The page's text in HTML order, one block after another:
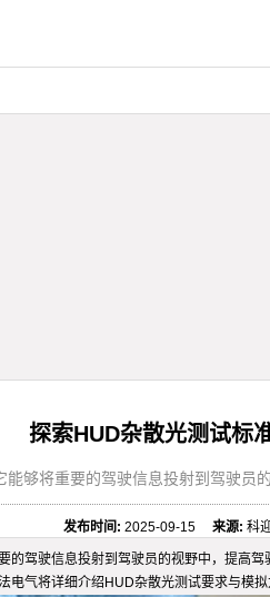
探索HUD杂散光测试标
够将重要的驾驶信息投射到驾驶
发布时间: 2025-09-15来源: 科
驾驶信息投射到驾驶员的视野中，提
气将详细介绍HUD杂散光测试要求与模